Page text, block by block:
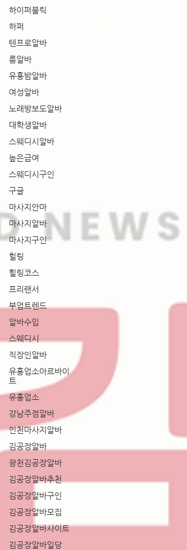
하이퍼블릭
하퍼
텐프로알바
룸알바
유흥밤알바
여성알바
노래방보도알바
대학생알바
스웨디시알바
높은급여
스웨디시구인
구글
마사지안마
마사지알바
마사지구인
힐링
힐링코스
프리랜서
부업트렌드
알바수입
스웨디시
직장인알바
유흥업소아르바이
트
유흥업소
강남주점알바
인천마사지알바
김공장알바
광천김공장알바
김공장알바추천
김공장알바구인
김공장알바모집
김공장알바사이트
김공장알바일당